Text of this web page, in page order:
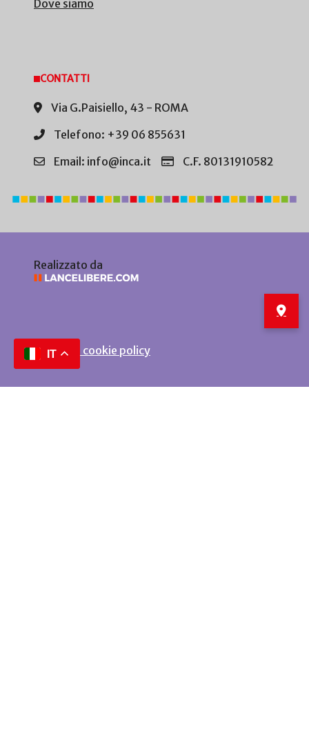
Dove siamo
CONTATTI
Via G.Paisiello, 43 - ROMA
Telefono: +39 06 855631
Email: info@inca.it
C.F. 80131910582
Realizzato da
Privacy e cookie policy
IT